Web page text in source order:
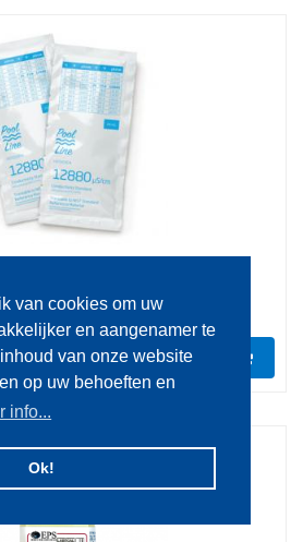
van cookies om uw
en aangenamer te
van onze website
op uw behoeften en
info...
Ok!